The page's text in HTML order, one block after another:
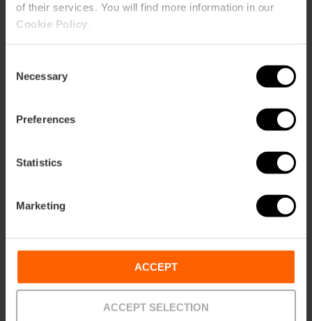
of their services. You will find more information in our
Cookie Policy
Selection
Necessary
Preferences
Statistics
Marketing
ACCEPT
ACCEPT SELECTION